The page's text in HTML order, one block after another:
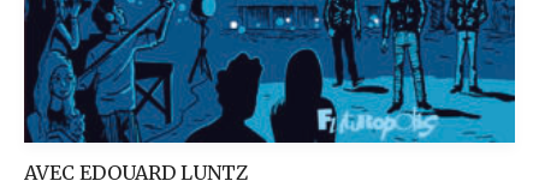
AVEC EDOUARD LUNTZ